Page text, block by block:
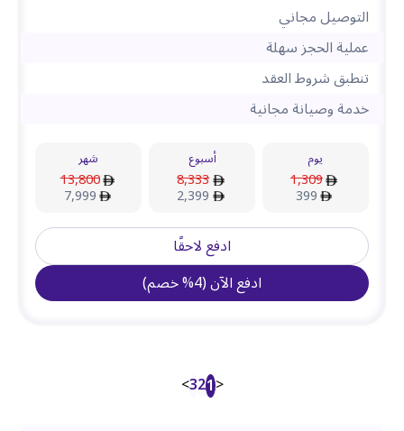
التوصيل مجاني
عملية الحجز سهلة
تنطبق شروط العقد
خدمة وصيانة مجانية
يوم
1,309
399
أسبوع
8,333
2,399
شهر
13,800
7,999
ادفع لاحقًا
ادفع الآن(
4
%خصم)
<
1
2
3
>